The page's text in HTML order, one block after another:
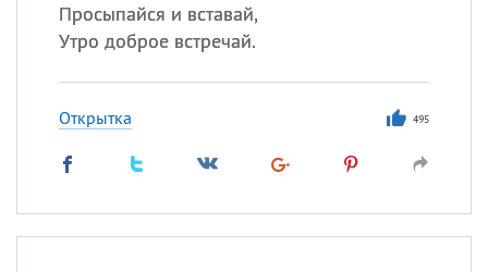
Просыпайся и вставай,
Утро доброе встречай.
Открытка 495